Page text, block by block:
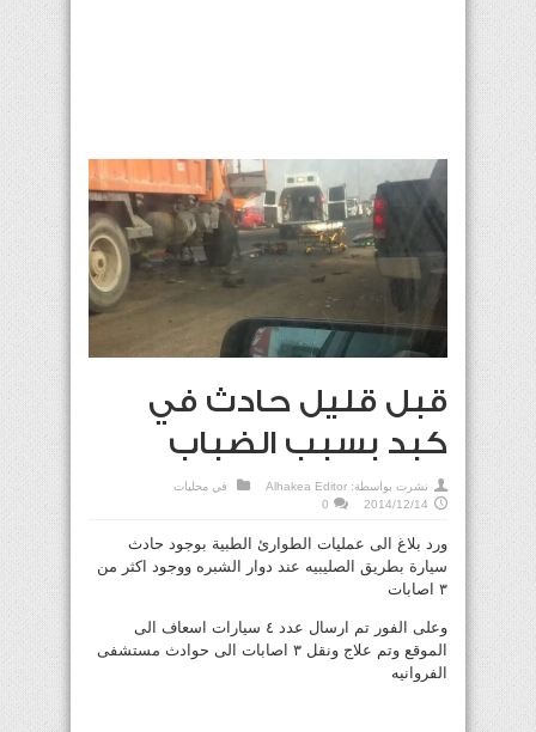
قبل قليل حادث في
كبد بسبب الضباب
نشرت بواسطة: Alhakea Editor في محليات
2014/12/14
0
ورد بلاغ الى عمليات الطوارئ الطبية بوجود حادث
سيارة بطريق الصليبيه عند دوار الشبره ووجود اكثر من
٣ اصابات
وعلى الفور تم ارسال عدد ٤ سيارات اسعاف الى
الموقع وتم علاج ونقل ٣ اصابات الى حوادث مستشفى
الفروانيه